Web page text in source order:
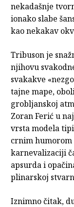
nekadašnje
ionako slabe
kao nekakav
Tribuson je
njihovu
svakakve
tajne mape,
grobljanskoj
Zoran Ferić u
vrsta modela
crnim
karnevalizaciji
apsurda i
plinarskoj
Iznimno čitak,